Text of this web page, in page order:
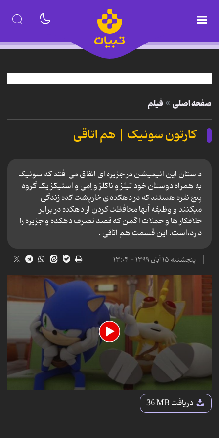
صفحه اصلی فیلم
کارتون سونیک | هم اتاقی
داستان این انیمیشن در جزیره ای اتفاق می افتد که سونیک
به همراه دوستان خود تیلز و ناکلز و اِمی و استیکز یک گروه
پنج نفره هستند که در دهکده ی خارپشت کده زندگی
میکنند و وظیفه آنها محافظت کردن از دهکده در برابر
خلافکار ها و حملات اگمن که قصد تصرف دهکده و جزیره را
دارد،است. این قسمت هم اتاقی .
پنجشنبه ۱۵ آبان ۱۳۹۹ - ۱۳:۰۴
دریافت36 MB